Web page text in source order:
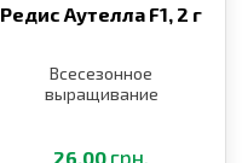
Редис Аутелла F1, 2 г
Всесезонное
выращивание
26.00 грн.